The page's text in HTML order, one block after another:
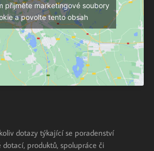
přijměte marketingové soubory
a povolte tento obsah
dotazy týkající se poradenství
dotací, produktů, spolupráce či